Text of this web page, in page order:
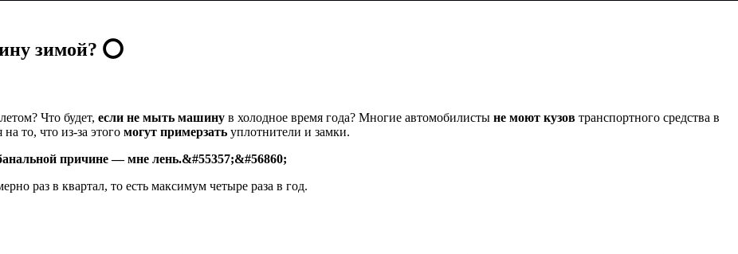
зимой? ⭕️
Что будет, если не мыть машину в холодное время года? Многие автомобилисты не моют кузов транспортного средства в
то, что из-за этого могут примерзать уплотнители и замки.
причине — мне лень.&#55357;&#56860;
раз в квартал, то есть максимум четыре раза в год.